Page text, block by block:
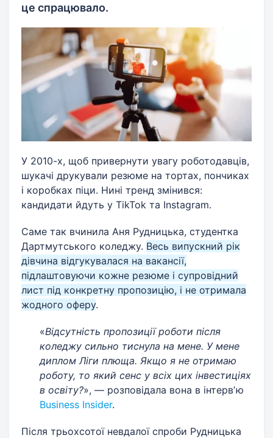
це спрацювало.
У 2010-х, щоб привернути увагу роботодавців,
шукачі друкували резюме на тортах, пончиках
і коробках піци. Нині тренд змінився:
кандидати йдуть у TikTok та Instagram.
Саме так вчинила Аня Рудницька, студентка
Дартмутського коледжу. Весь випускний рік
дівчина відгукувалася на вакансії,
підлаштовуючи кожне резюме і супровідний
лист під конкретну пропозицію, і не отримала
жодного оферу.
«Відсутність пропозиції роботи після
коледжу сильно тиснула на мене. У мене
диплом Ліги плюща. Якщо я не отримаю
роботу, то який сенс у всіх цих інвестиціях
в освіту?», — розповідала вона в інтервʼю
Business Insider.
Після трьохсотої невдалої спроби Рудницька